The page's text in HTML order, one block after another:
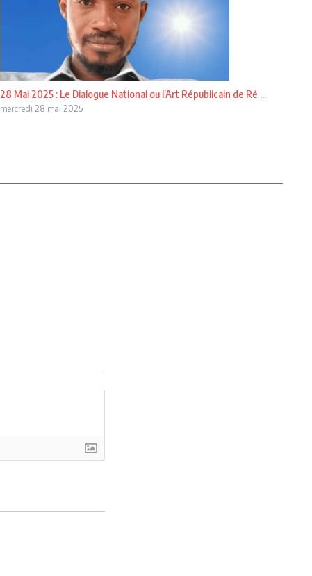
28 Mai 2025 : Le Dialogue National ou l’Art Républicain de Ré ...
mercredi 28 mai 2025